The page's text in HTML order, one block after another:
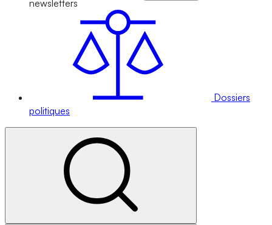
newsletters
Dossiers
politiques